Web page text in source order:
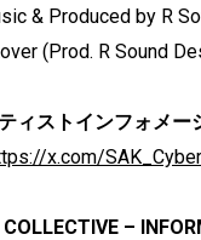
& Produced by R
(Prod. R Sound
ィストインフォメー
x.com/
–